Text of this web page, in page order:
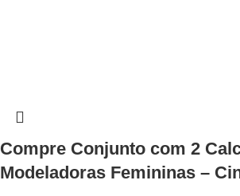
Compre Conjunto com 2
Modeladoras Femininas –